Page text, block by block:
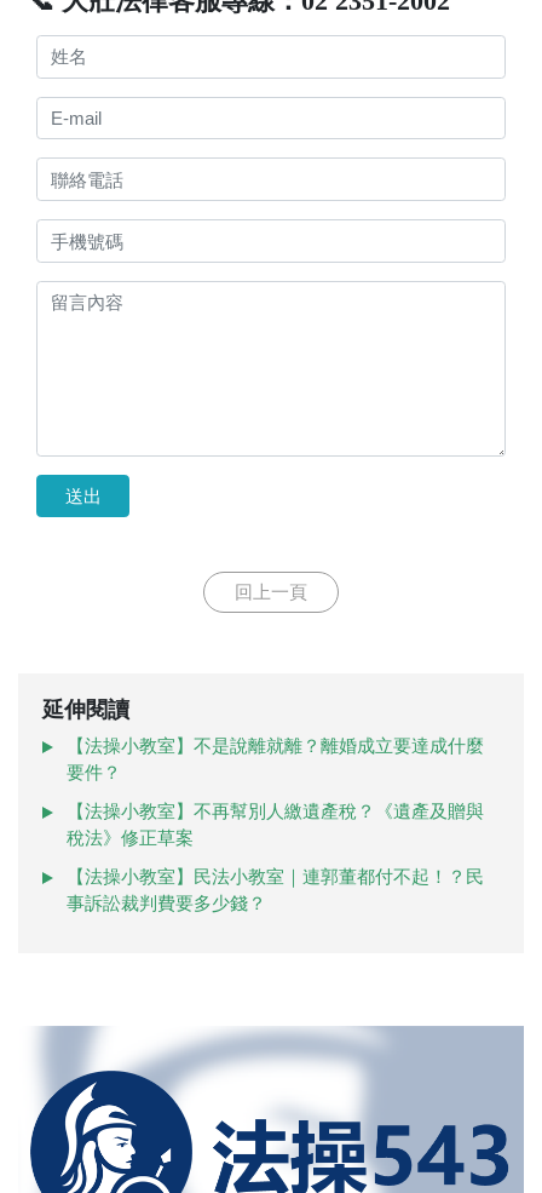
送出
回上一頁
延伸閱讀
【法操小教室】不是說離就離？離婚成立要達成什麼
要件？
【法操小教室】不再幫別人繳遺產稅？《遺產及贈與
稅法》修正草案
【法操小教室】民法小教室｜連郭董都付不起！？民
事訴訟裁判費要多少錢？